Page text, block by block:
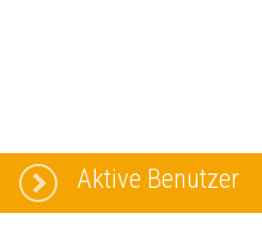
Aktive Benutzer